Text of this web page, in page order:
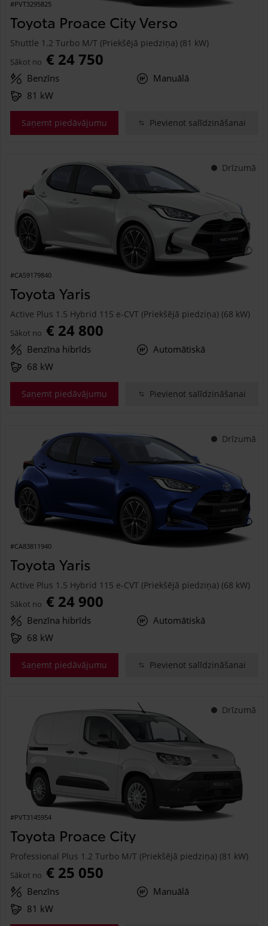
#PVT3295825
Toyota Proace City Verso
Shuttle 1.2 Turbo M/T (Priekšējā piedziņa) (81 kW)
Sākot no € 24 750
Benzīns
Manuālā
81 kW
Saņemt piedāvājumu Pievienot salīdzināšanai
Drīzumā
#CA59179840
Toyota Yaris
Active Plus 1.5 Hybrid 115 e-CVT (Priekšējā piedziņa) (68 kW)
Sākot no € 24 800
Benzīna hibrīds
Automātiskā
68 kW
Saņemt piedāvājumu Pievienot salīdzināšanai
Drīzumā
#CA83811940
Toyota Yaris
Active Plus 1.5 Hybrid 115 e-CVT (Priekšējā piedziņa) (68 kW)
Sākot no € 24 900
Benzīna hibrīds
Automātiskā
68 kW
Saņemt piedāvājumu Pievienot salīdzināšanai
Drīzumā
#PVT3145954
Toyota Proace City
Professional Plus 1.2 Turbo M/T (Priekšējā piedziņa) (81 kW)
Sākot no € 25 050
Benzīns
Manuālā
81 kW